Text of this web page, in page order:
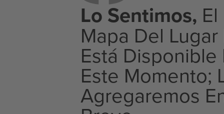
Lo Sentimos, El
Mapa Del Lugar
Está Disponible
Este Momento;
Agregaremos